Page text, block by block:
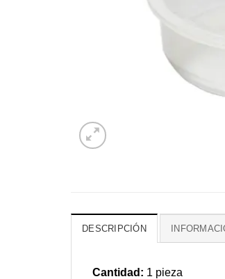
DESCRIPCIÓN
Cantidad: 1 pieza